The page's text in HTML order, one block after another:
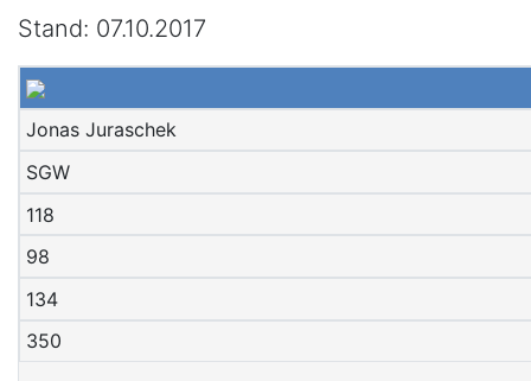
Stand: 07.10.2017
Jonas Juraschek
SGW
118
98
134
350